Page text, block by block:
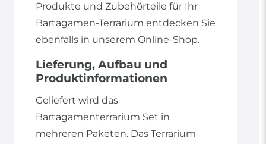
Produkte und Zubehörteile für Ihr
Bartagamen-Terrarium entdecken Sie
ebenfalls in unserem Online-Shop.
Lieferung, Aufbau und
Produktinformationen
Geliefert wird das
Bartagamenterrarium Set in
mehreren Paketen. Das Terrarium